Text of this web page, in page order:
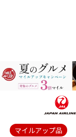
マイルアップ品